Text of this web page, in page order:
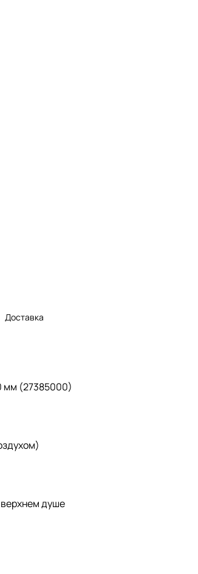
Доставка
мм (27385000)
душе